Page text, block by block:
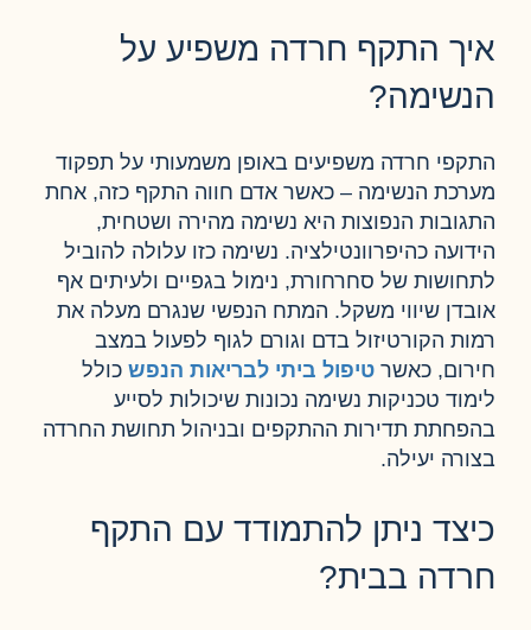
איך התקף חרדה משפיע על
הנשימה?
התקפי חרדה משפיעים באופן משמעותי על תפקוד
מערכת הנשימה – כאשר אדם חווה התקף כזה, אחת
התגובות הנפוצות היא נשימה מהירה ושטחית,
הידועה כהיפרוונטילציה. נשימה כזו עלולה להוביל
לתחושות של סחרחורת, נימול בגפיים ולעיתים אף
אובדן שיווי משקל. המתח הנפשי שנגרם מעלה את
רמות הקורטיזול בדם וגורם לגוף לפעול במצב
חירום, כאשרטיפול ביתי לבריאות הנפשכולל
לימוד טכניקות נשימה נכונות שיכולות לסייע
בהפחתת תדירות ההתקפים ובניהול תחושת החרדה
בצורה יעילה.
כיצד ניתן להתמודד עם התקף
חרדה בבית?